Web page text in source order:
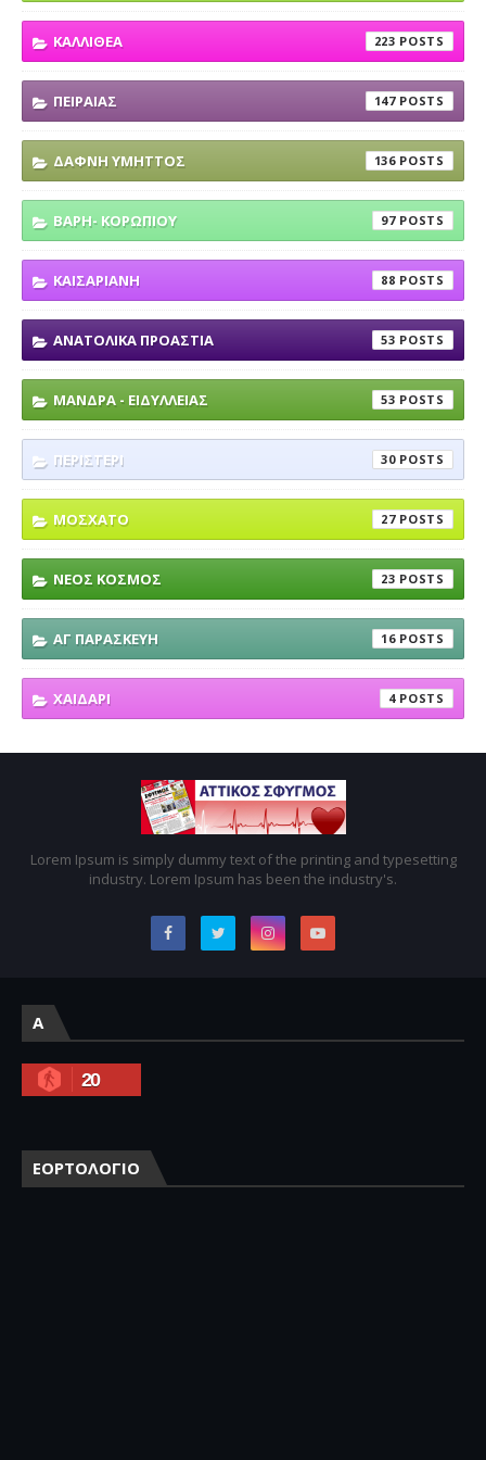
ΚΑΛΛΙΘΕΑ 223
ΠΕΙΡΑΙΑΣ 147
ΔΑΦΝΗ ΥΜΗΤΤΟΣ 136
ΒΑΡΗ- ΚΟΡΩΠΙΟΥ 97
ΚΑΙΣΑΡΙΑΝΗ 88
ΑΝΑΤΟΛΙΚΑ ΠΡΟΑΣΤΙΑ 53
ΜΑΝΔΡΑ - ΕΙΔΥΛΛΕΙΑΣ 53
ΠΕΡΙΣΤΕΡΙ 30
ΜΟΣΧΑΤΟ 27
ΝΕΟΣ ΚΟΣΜΟΣ 23
ΑΓ ΠΑΡΑΣΚΕΥΗ 16
ΧΑΙΔΑΡΙ 4
Lorem Ipsum is simply dummy text of the printing and typesetting
industry. Lorem Ipsum has been the industry's.
A
20
ΕΟΡΤΟΛΟΓΙΟ